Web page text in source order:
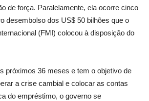
de força. Paralelamente, ela ocorre cinco
desembolso dos US$ 50 bilhões que o
(FMI) colocou à disposição do
próximos 36 meses e tem o objetivo de
a crise cambial e colocar as contas
do empréstimo, o governo se